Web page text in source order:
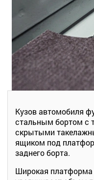
Кузов автомобиля
стальным бортом с
скрытыми
ящиком под
заднего борта.
Широкая платформа